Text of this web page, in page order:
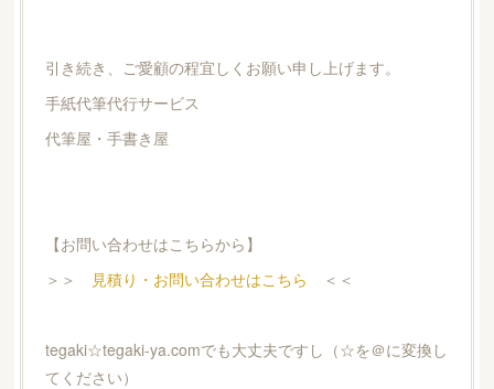
引き続き、ご愛顧の程宜しくお願い申し上げます。
手紙代筆代行サービス
代筆屋・手書き屋
【お問い合わせはこちらから】
＞＞
見積り・お問い合わせはこちら ＜＜
tegaki☆tegaki-ya.comでも大丈夫ですし（☆を＠に変換し
てください）